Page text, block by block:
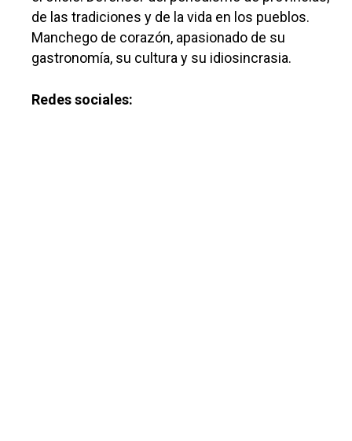
de las tradiciones y de la vida en los pueblos.
Manchego de corazón, apasionado de su
gastronomía, su cultura y su idiosincrasia.
Redes sociales: